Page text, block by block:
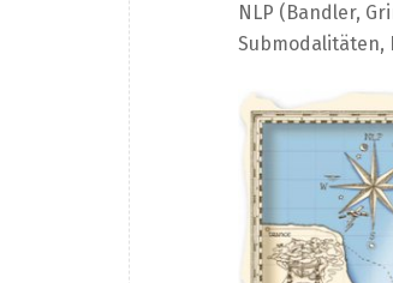
NLP (Bandler,
Submodalitäten,